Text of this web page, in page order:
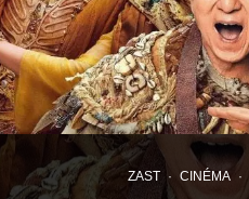
ZAST · CINÉMA ·